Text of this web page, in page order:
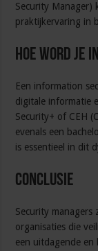
Security Manager)
praktijkervaring in
Hoe word je
Een information
digitale informatie
Security+ of CEH
evenals een
is essentieel in dit
Conclusie
Security managers
organisaties die
een uitdagende en